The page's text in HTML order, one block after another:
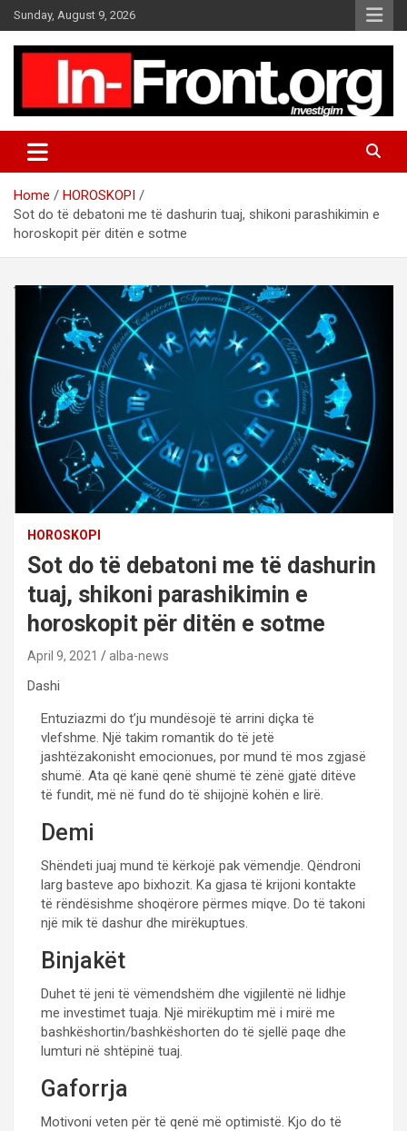
k
Sunday, August 9, 2026
Home
HOROSKOPI
Sot do të debatoni me të dashurin tuaj, shikoni parashikimin e
horoskopit për ditën e sotme
HOROSKOPI
Sot do të debatoni me të dashurin
tuaj, shikoni parashikimin e
horoskopit për ditën e sotme
April 9, 2021 alba-news
Dashi
Entuziazmi do t’ju mundësojë të arrini diçka të
vlefshme. Një takim romantik do të jetë
jashtëzakonisht emocionues, por mund të mos zgjasë
shumë. Ata që kanë qenë shumë të zënë gjatë ditëve
të fundit, më në fund do të shijojnë kohën e lirë.
Demi
Shëndeti juaj mund të kërkojë pak vëmendje. Qëndroni
larg basteve apo bixhozit. Ka gjasa të krijoni kontakte
të rëndësishme shoqërore përmes miqve. Do të takoni
një mik të dashur dhe mirëkuptues.
Binjakët
Duhet të jeni të vëmendshëm dhe vigjilentë në lidhje
me investimet tuaja. Një mirëkuptim më i mirë me
bashkëshortin/bashkëshorten do të sjellë paqe dhe
lumturi në shtëpinë tuaj.
Gaforrja
Motivoni veten për të qenë më optimistë. Kjo do të